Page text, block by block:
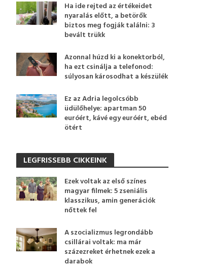
Ha ide rejted az értékeidet
nyaralás előtt, a betörők
biztos meg fogják találni: 3
bevált trükk
Azonnal húzd ki a konektorból,
ha ezt csinálja a telefonod:
súlyosan károsodhat a készülék
Ez az Adria legolcsóbb
üdülőhelye: apartman 50
euróért, kávé egy euróért, ebéd
ötért
LEGFRISSEBB CIKKEINK
Ezek voltak az első színes
magyar filmek: 5 zseniális
klasszikus, amin generációk
nőttek fel
A szocializmus legrondább
csillárai voltak: ma már
százezreket érhetnek ezek a
darabok